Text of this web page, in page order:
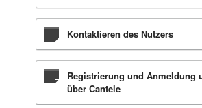
Kontaktieren des Nutzers
Registrierung und Anmeldung
über Cantele